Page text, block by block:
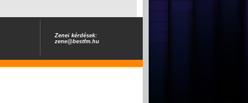
Zenei kérdések:
zene@bestfm.hu